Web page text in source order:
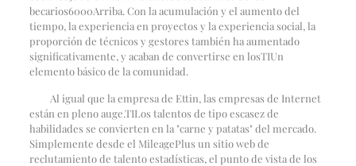
becarios6000Arriba. Con la acumulación y el aumento del
tiempo, la experiencia en proyectos y la experiencia social, la
proporción de técnicos y gestores también ha aumentado
significativamente, y acaban de convertirse en losTIUn
elemento básico de la comunidad.
Al igual que la empresa de Ettin, las empresas de Internet
están en pleno auge.TILos talentos de tipo escasez de
habilidades se convierten en la "carne y patatas" del mercado.
Simplemente desde el MileagePlus un sitio web de
reclutamiento de talento estadísticas, el punto de vista de los